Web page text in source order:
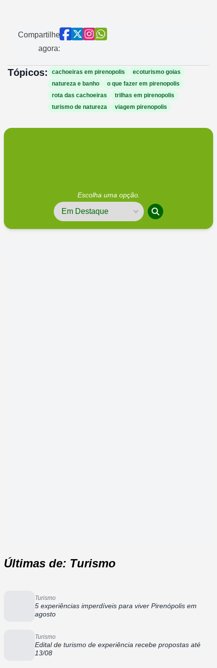
Compartilhe
agora:
Tópicos: cachoeiras em pirenopolis
ecoturismo goias
natureza e banho
o que fazer em pirenopolis
rota das cachoeiras
trilhas em pirenopolis
turismo de natureza
viagem pirenopolis
Escolha uma opção.
Últimas de: Turismo
Turismo
5 experiências imperdíveis para viver Pirenópolis em
agosto
Turismo
Edital de turismo de experiência recebe propostas até
13/08